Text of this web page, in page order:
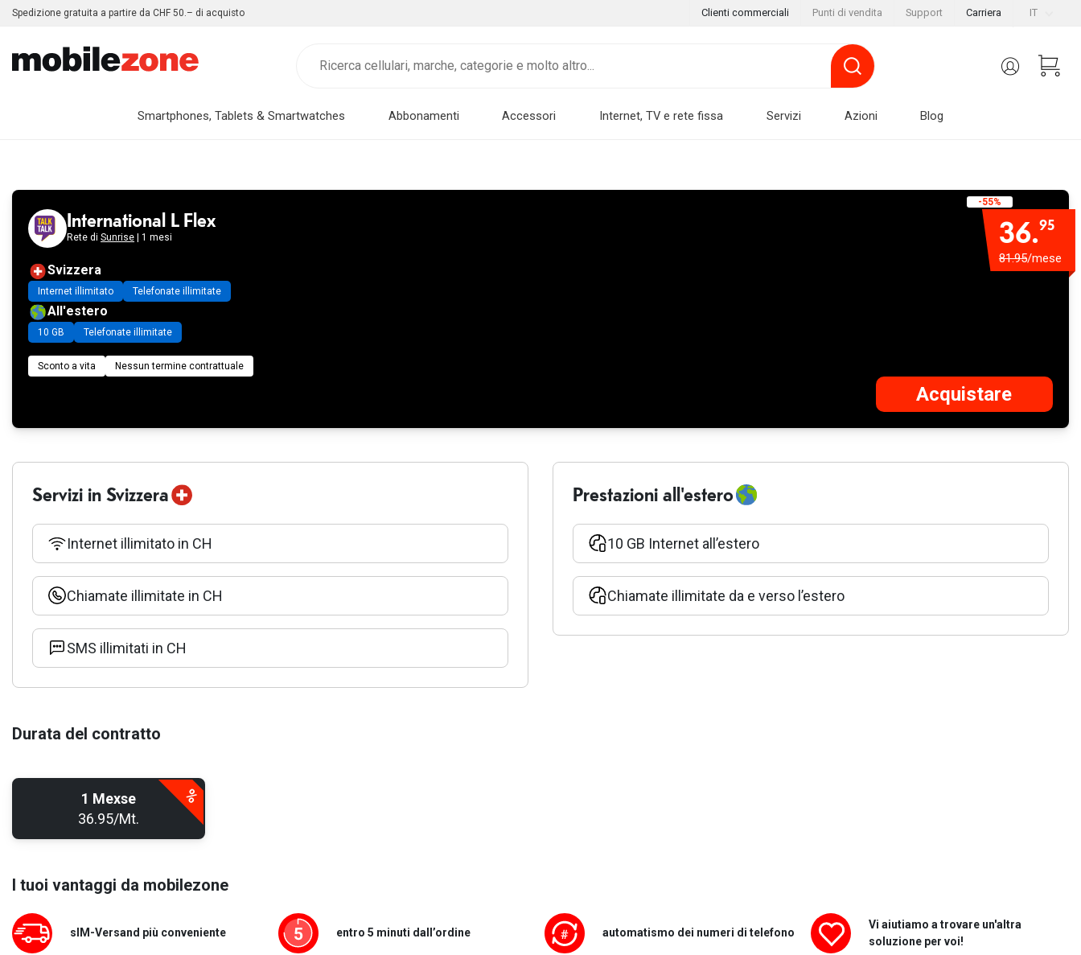
IT
Clienti commerciali Punti di vendita Support Carriera
Spedizione gratuita a partire da CHF 50.– di acquisto
Smartphones, Tablets & Smartwatches Abbonamenti Accessori Internet, TV e rete fissa Servizi Azioni Blog
36.95
81.95/mese
-55%
Rete di Sunrise | 1 mesi
International L Flex
Svizzera
Internet illimitato Telefonate illimitate
All'estero
10 GB Telefonate illimitate
Sconto a vita Nessun termine contrattuale
Acquistare
Servizi in Svizzera
Internet illimitato in CH
Chiamate illimitate in CH
SMS illimitati in CH
Prestazioni all'estero
10 GB Internet all’estero
Chiamate illimitate da e verso l’estero
Durata del contratto
1 Mexse
36.95/Mt.
I tuoi vantaggi da mobilezone
sIM-Versand più conveniente entro 5 minuti dall’ordine automatismo dei numeri di telefono
Vi aiutiamo a trovare un'altra
soluzione per voi!